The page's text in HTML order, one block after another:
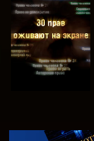
СМОТРЕТЬ
СМОТРЕТЬ